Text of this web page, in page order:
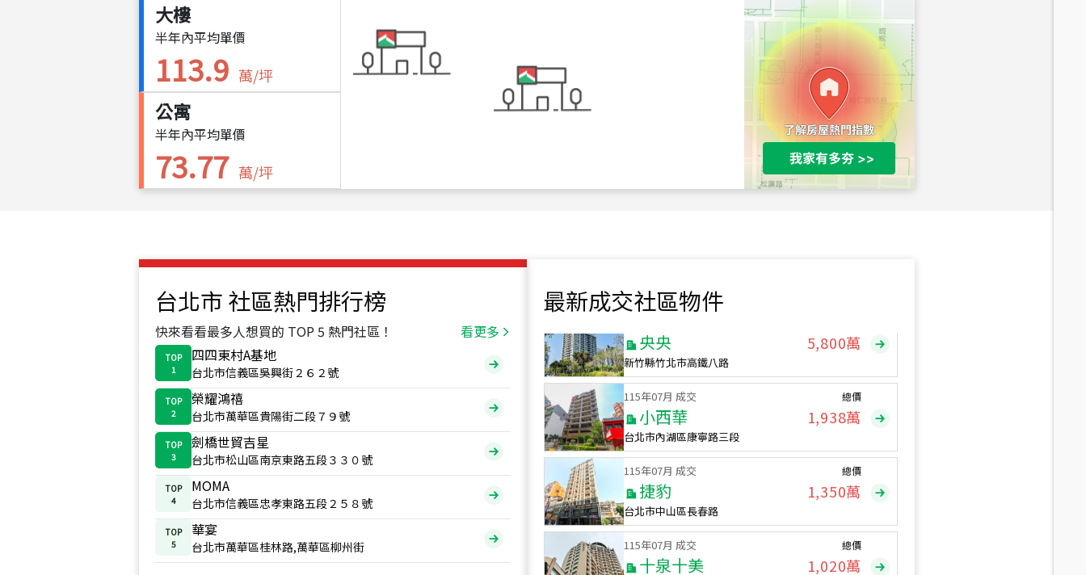
大樓
半年內平均單價
113.9 萬/坪
公寓
半年內平均單價
73.77 萬/坪
台北市 社區熱門排行榜
快來看看最多人想買的 TOP 5 熱門社區！ 看更多
TOP
1
四四東村A基地
台北市信義區吳興街２６２號
TOP
2
榮耀鴻禧
台北市萬華區貴陽街二段７９號
TOP
3
劍橋世貿吉星
台北市松山區南京東路五段３３０號
TOP
4
MOMA
台北市信義區忠孝東路五段２５８號
TOP
5
華宴
台北市萬華區桂林路,萬華區柳州街
最新成交社區物件
1,020萬
總價
490萬
新竹市新竹市慈祥路
總價
1,808萬
115年07月 成交
新竹縣竹北市高鐵八路
115年07月 成交
小西華
台北市內湖區康寧路三段
總價
1,938萬
115年07月 成交
捷豹
台北市中山區長春路
總價
1,350萬
115年07月 成交
十泉十美
台北市北投區光明路
總價
1,020萬